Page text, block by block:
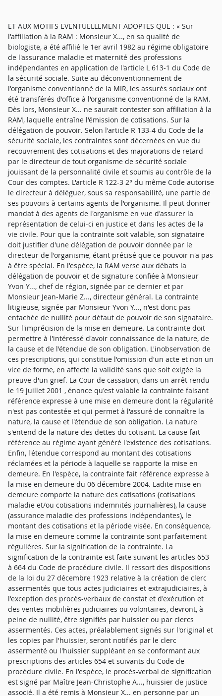
ET AUX MOTIFS EVENTUELLEMENT ADOPTES QUE : « Sur
l'affiliation à la RAM : Monsieur X..., en sa qualité de
biologiste, a été affilié le 1er avril 1982 au régime obligatoire
de l'assurance maladie et maternité des professions
indépendantes en application de l'article L 613-1 du Code de
la sécurité sociale. Suite au déconventionnement de
l'organisme conventionné de la MIR, les assurés sociaux ont
été transférés d'office à l'organisme conventionné de la RAM.
Dès lors, Monsieur X... ne saurait contester son affiliation à la
RAM, laquelle entraîne l'émission de cotisations. Sur la
délégation de pouvoir. Selon l'article R 133-4 du Code de la
sécurité sociale, les contraintes sont décernées en vue du
recouvrement des cotisations et des majorations de retard
par le directeur de tout organisme de sécurité sociale
jouissant de la personnalité civile et soumis au contrôle de la
Cour des comptes. L'article R 122-3 2° du même Code autorise
le directeur à déléguer, sous sa responsabilité, une partie de
ses pouvoirs à certains agents de l'organisme. Il peut donner
mandat à des agents de l'organisme en vue d'assurer la
représentation de celui-ci en justice et dans les actes de la
vie civile. Pour que la contrainte soit valable, son signataire
doit justifier d'une délégation de pouvoir donnée par le
directeur de l'organisme, étant précisé que ce pouvoir n'a pas
à être spécial. En l'espèce, la RAM verse aux débats la
délégation de pouvoir et de signature confiée à Monsieur
Yvon Y..., chef de région, signée par ce dernier et par
Monsieur Jean-Marie Z..., directeur général. La contrainte
litigieuse, signée par Monsieur Yvon Y..., n'est donc pas
entachée de nullité pour défaut de pouvoir de son signataire.
Sur l'imprécision de la mise en demeure. La contrainte doit
permettre à l'intéressé d'avoir connaissance de la nature, de
la cause et de l'étendue de son obligation. L'inobservation de
ces prescriptions, qui constitue l'omission d'un acte et non un
vice de forme, en affecte la validité sans que soit exigée la
preuve d'un grief. La Cour de cassation, dans un arrêt rendu
le 19 juillet 2001 , énonce qu'est valable la contrainte faisant
référence expresse à une mise en demeure dont la régularité
n'est pas contestée et qui permet à l'assuré de connaître la
nature, la cause et l'étendue de son obligation. La nature
s'entend de la nature des dettes du cotisant. La cause fait
référence au régime ayant généré l'existence des cotisations.
Enfin, l'étendue correspond au montant des cotisations
réclamées et la période à laquelle se rapporte la mise en
demeure. En l'espèce, la contrainte fait référence expresse à
la mise en demeure du 06 décembre 2004. Ladite mise en
demeure comporte la nature des cotisations (cotisations
maladie et/ou cotisations indemnités journalières), la cause
(assurance maladie des professions indépendantes), le
montant des cotisations et la période visée. En conséquence,
la mise en demeure comme la contrainte sont parfaitement
régulières. Sur la signification de la contrainte. La
signification de la contrainte est faite suivant les articles 653
à 664 du Code de procédure civile. Il ressort des dispositions
de la loi du 27 décembre 1923 relative à la création de clerc
assermentés que tous actes judiciaires et extrajudiciaires, à
l'exception des procès-verbaux de constat et d'exécution et
des ventes mobilières judiciaires ou volontaires, devront, à
peine de nullité, être signifiés par huissier ou par clercs
assermentés. Ces actes, préalablement signés sur l'original et
les copies par l'huissier, seront notifiés par le clerc
assermenté ou l'huissier suppléant en se conformant aux
prescriptions des articles 654 et suivants du Code de
procédure civile. En l'espèce, le procès-verbal de signification
est signé par Maître Jean-Christophe A..., huissier de justice
associé. Il a été remis à Monsieur X... en personne par un